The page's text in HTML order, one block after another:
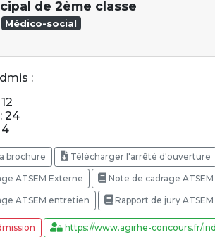
de 2ème classe
Médico-social
:
24
4
brochure Télécharger l'arrêté d'ouverture
ATSEM Externe Note de cadrage
ATSEM entretien Rapport de jury ATSEM
https://www.agirhe-concours.fr/